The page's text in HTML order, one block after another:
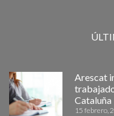
Arescat
Cataluña
15 febrero,